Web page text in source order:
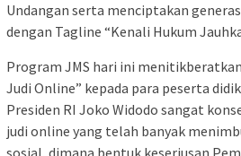
Undangan serta menciptakan
dengan Tagline “Kenali Hukum
Program JMS hari ini
Judi Online” kepada para peserta
Presiden RI Joko Widodo sangat
judi online yang telah banyak